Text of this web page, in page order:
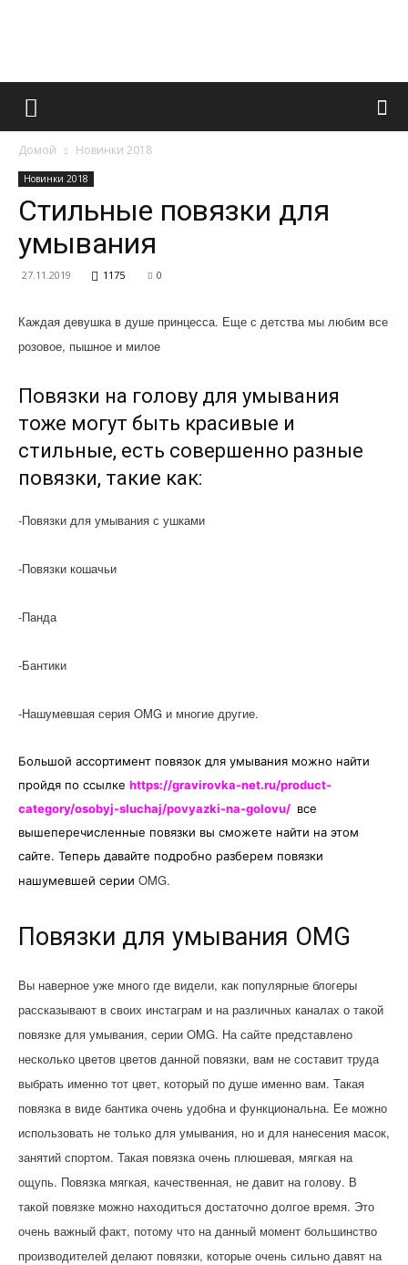
Французский
все
о
Домой Новинки 2018
Новинки 2018
Стильные повязки для
умывания
27.11.2019 1175 0
Каждая девушка в душе принцесса. Еще с детства мы любим все
розовое, пышное и милое
Повязки на голову для умывания
тоже могут быть красивые и
стильные, есть совершенно разные
повязки, такие как:
-Повязки для умывания с ушками
-Повязки кошачьи
-Панда
-Бантики
-Нашумевшая серия OMG и многие другие.
Большой ассортимент повязок для умывания можно найти
пройдя по ссылке https://gravirovka-net.ru/product-
category/osobyj-sluchaj/povyazki-na-golovu/ все
вышеперечисленные повязки вы сможете найти на этом
сайте. Теперь давайте подробно разберем повязки
нашумевшей серии OMG.
Повязки для умывания OMG
Вы наверное уже много где видели, как популярные блогеры
рассказывают в своих инстаграм и на различных каналах о такой
повязке для умывания, серии OMG. На сайте представлено
несколько цветов цветов данной повязки, вам не составит труда
выбрать именно тот цвет, который по душе именно вам. Такая
повязка в виде бантика очень удобна и функциональна. Ее можно
использовать не только для умывания, но и для нанесения масок,
занятий спортом. Такая повязка очень плюшевая, мягкая на
ощупь. Повязка мягкая, качественная, не давит на голову. В
такой повязке можно находиться достаточно долгое время. Это
очень важный факт, потому что на данный момент большинство
производителей делают повязки, которые очень сильно давят на